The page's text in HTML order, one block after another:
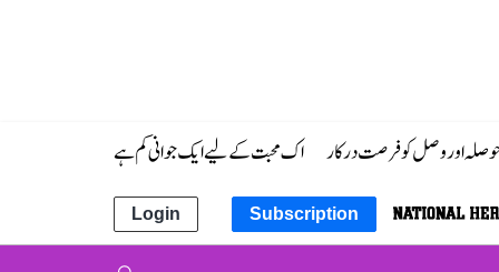
حوصلہ اور وصل کو فرصت درکار اک محبت کے لیے ایک جوانی کم ہے
Subscription
Login